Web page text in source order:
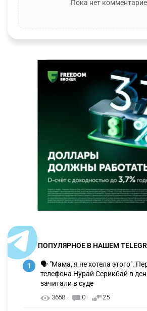
Пока нет
ПОПУЛЯРНОЕ В НАШЕМ
1
🗣 "Мама, я не хотела этого".
телефона Нурай Серикбай в
зачитали в суде
3658 0 25